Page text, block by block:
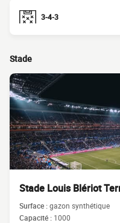
3-4-3
Stade
Stade Louis Blériot
Surface :gazon synthétique
Capacité : 1000